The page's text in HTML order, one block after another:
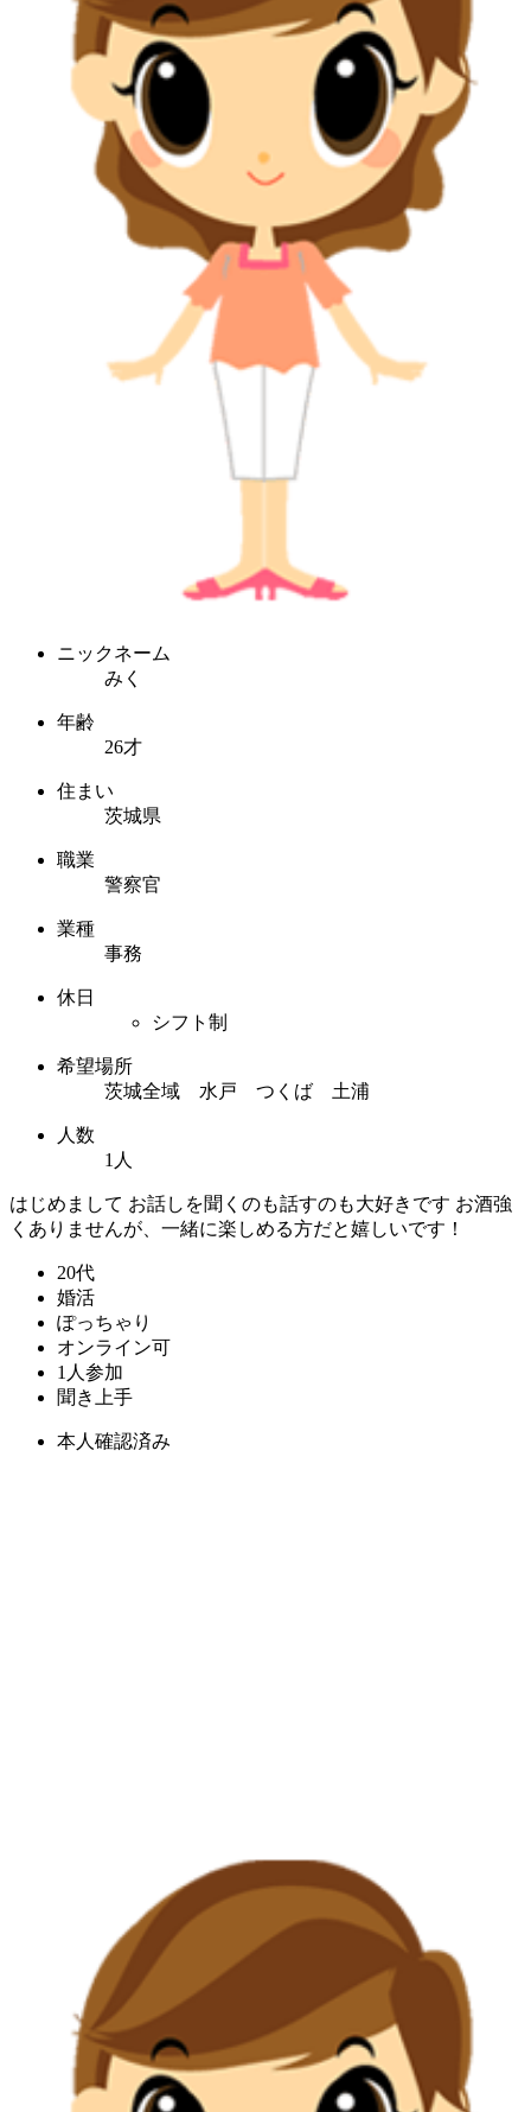
ニックネーム
みく
年齢
26才
住まい
茨城県
職業
警察官
業種
事務
休日
シフト制
希望場所
茨城全域 水戸 つくば 土浦
人数
1人
はじめまして お話しを聞くのも話すのも大好きです お酒強
くありませんが、一緒に楽しめる方だと嬉しいです！
20代
婚活
ぽっちゃり
オンライン可
1人参加
聞き上手
本人確認済み